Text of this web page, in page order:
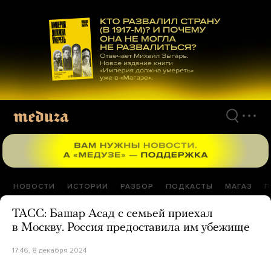
материалам
НОВОСТИ ИСТОРИИ РАЗБОР ПОДКАСТЫ МАГАЗ
ТАСС: Башар Асад с семьей приехал
в Москву. Россия предоставила им убежище
17:46, 8 декабря 2024